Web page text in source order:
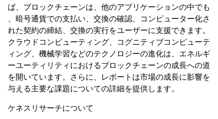
ば、ブロックチェーンは、他のアプリケーションの中でも
、暗号通貨での支払い、交換の確認、コンピューター化さ
れた契約の締結、交換の実行をユーザーに支援できます。
クラウドコンピューティング、コグニティブコンピューテ
ィング、機械学習などのテクノロジーの進化は、エネルギ
ーユーティリティにおけるブロックチェーンの成長への道
を開いています。さらに、レポートは市場の成長に影響を
与える主要な課題についての詳細を提供します。
ケネスリサーチについて